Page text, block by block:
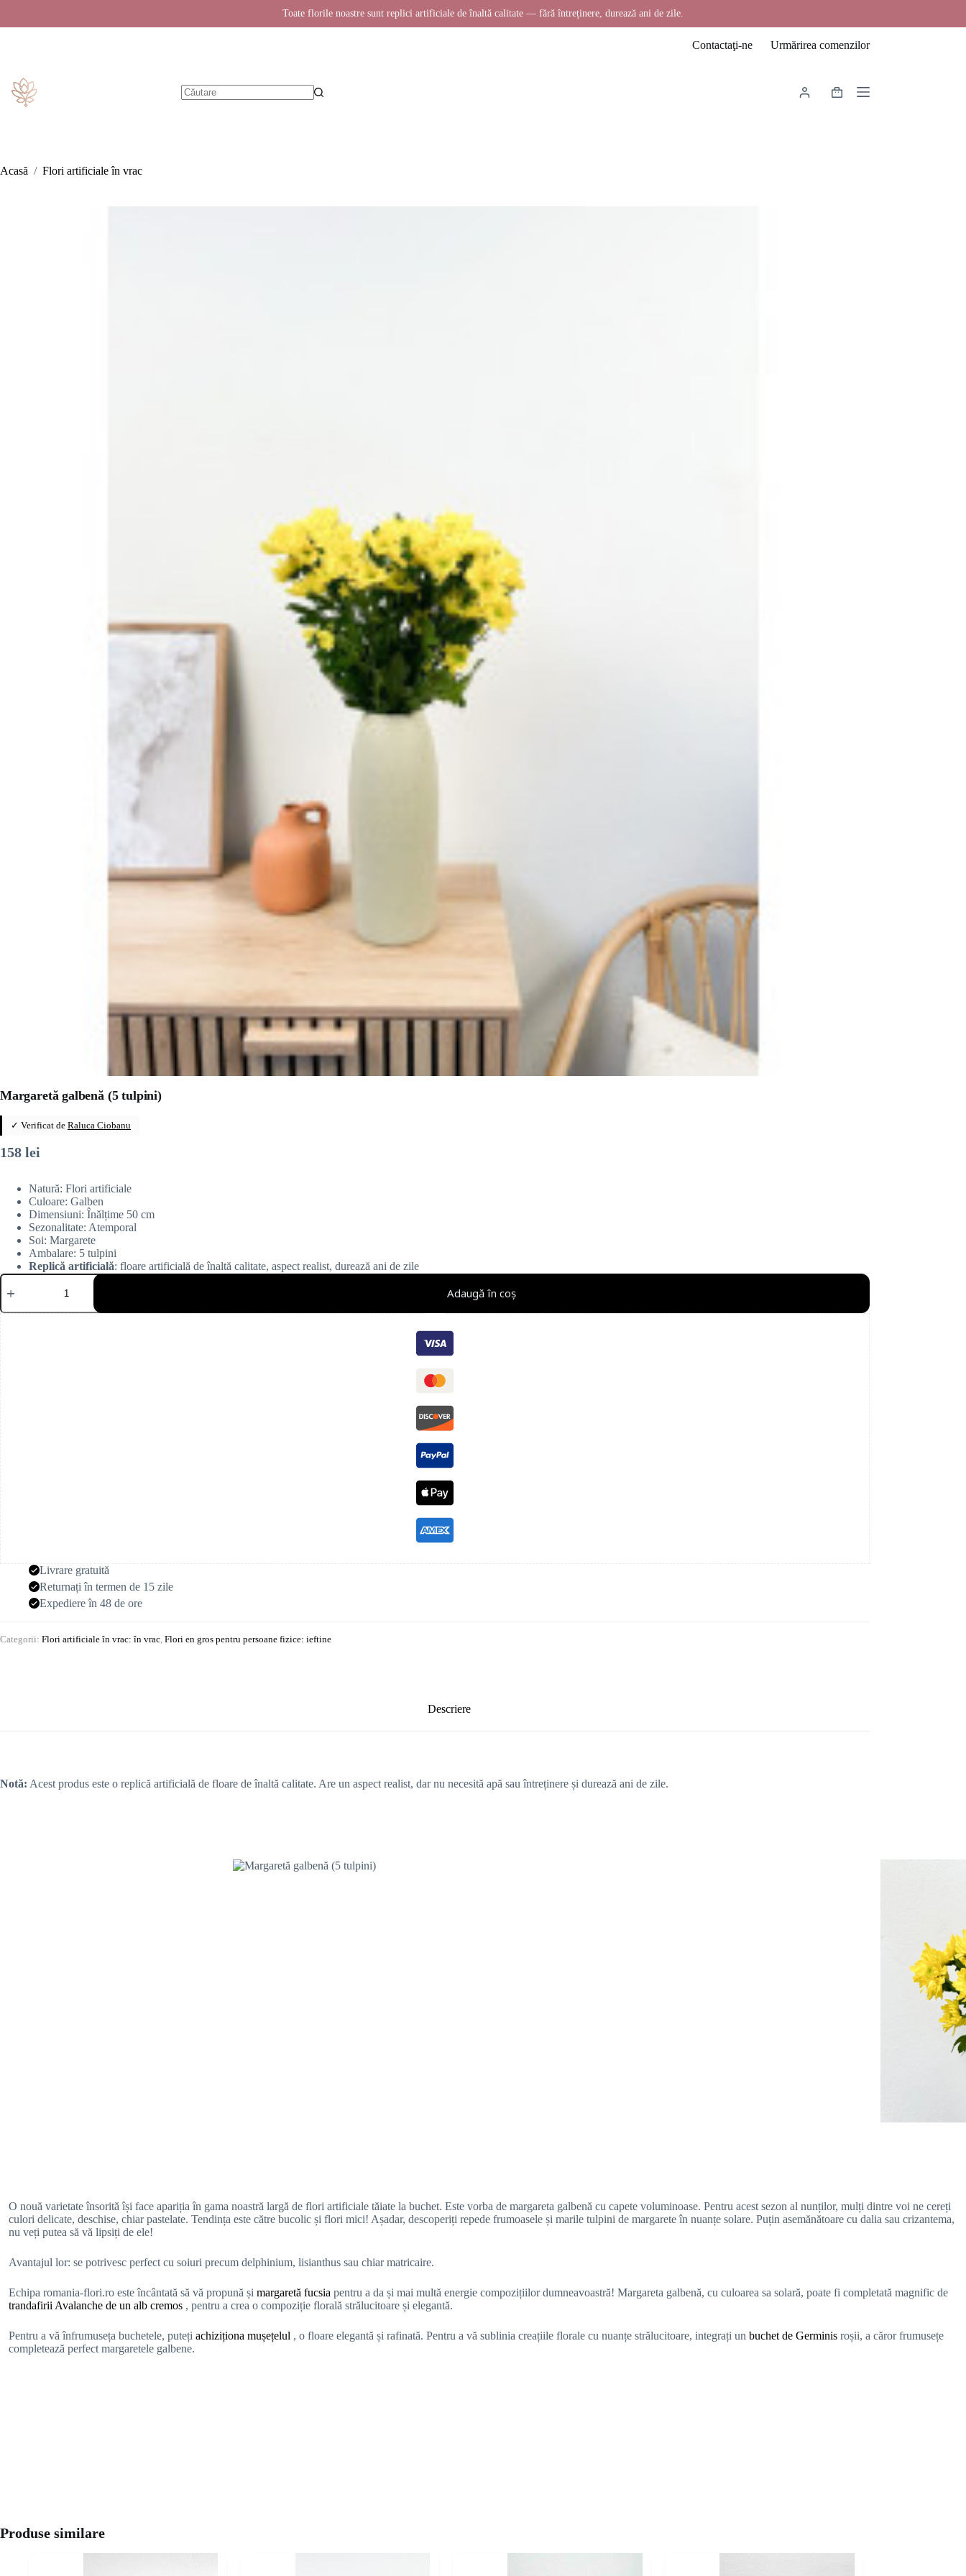
Toate florile noastre sunt replici artificiale de înaltă calitate — fără întreținere, durează ani de zile.
Contactaţi-ne Urmărirea comenzilor
Coș
Acasă / Flori artificiale în vrac
Margaretă galbenă (5 tulpini)
✓ Verificat de Raluca Ciobanu
158 lei
Natură: Flori artificiale
Culoare: Galben
Dimensiuni: Înălțime 50 cm
Sezonalitate: Atemporal
Soi: Margarete
Ambalare: 5 tulpini
Replică artificială: floare artificială de înaltă calitate, aspect realist, durează ani de zile
Cantitate
Margaretă
(5
tulpini)
Adaugă în coș
Livrare gratuită
Returnați în termen de 15 zile
Expediere în 48 de ore
Categorii: Flori artificiale în vrac: în vrac Flori en gros pentru persoane fizice: ieftine
Descriere
Notă: Acest produs este o replică artificială de floare de înaltă calitate. Are un aspect realist, dar nu necesită apă sau întreținere și durează ani de zile.
O nouă varietate însorită își face apariția în gama noastră largă de flori artificiale tăiate la buchet. Este vorba de margareta galbenă cu capete voluminoase. Pentru acest sezon al nunților, mulți dintre voi ne cereți
culori delicate, deschise, chiar pastelate. Tendința este către bucolic și flori mici! Așadar, descoperiți repede frumoasele și marile tulpini de margarete în nuanțe solare. Puțin asemănătoare cu dalia sau crizantema,
nu veți putea să vă lipsiți de ele!
Avantajul lor: se potrivesc perfect cu soiuri precum delphinium, lisianthus sau chiar matricaire.
Echipa romania-flori.ro este încântată să vă propună și margaretă fucsia pentru a da și mai multă energie compozițiilor dumneavoastră! Margareta galbenă, cu culoarea sa solară, poate fi completată magnific de
trandafirii Avalanche de un alb cremos , pentru a crea o compoziție florală strălucitoare și elegantă.
Pentru a vă înfrumuseța buchetele, puteți achiziționa mușețelul , o floare elegantă și rafinată. Pentru a vă sublinia creațiile florale cu nuanțe strălucitoare, integrați un buchet de Germinis roșii, a căror frumusețe
completează perfect margaretele galbene.
Produse similare